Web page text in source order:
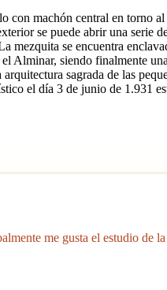
machón central en torno
se puede abrir una serie
se encuentra
Alminar, siendo finalmente
sagrada de las
el día 3 de junio de 1.931
me gusta el estudio de